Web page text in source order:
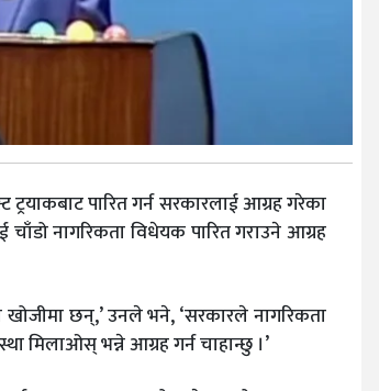
पारित गर्न सरकारलाई आग्रह गरेका
नागरिकता विधेयक पारित गराउने आग्रह
छन्,’ उनले भने, ‘सरकारले नागरिकता
मिलाओस् भन्ने आग्रह गर्न चाहान्छु ।’